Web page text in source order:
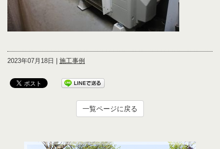
2023年07月18日 | 施工事例
一覧ページに戻る